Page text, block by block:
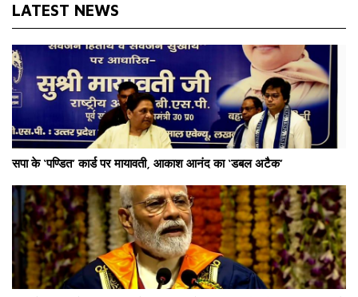
LATEST NEWS
सपा के ‘पण्डित’ कार्ड पर मायावती, आकाश आनंद का ‘डबल अटैक’